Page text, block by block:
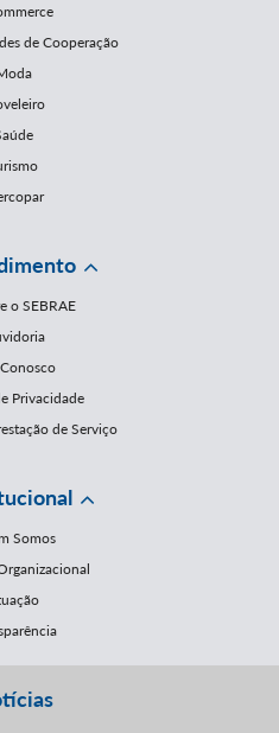
de Cooperação
o SEBRAE
Privacidade
de Serviço
Somos